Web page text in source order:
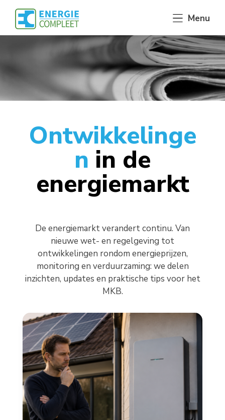
content
Menu
Ontwikkelinge
n in de
energiemarkt
De energiemarkt verandert continu. Van
nieuwe wet- en regelgeving tot
ontwikkelingen rondom energieprijzen,
monitoring en verduurzaming: we delen
inzichten, updates en praktische tips voor het
MKB.